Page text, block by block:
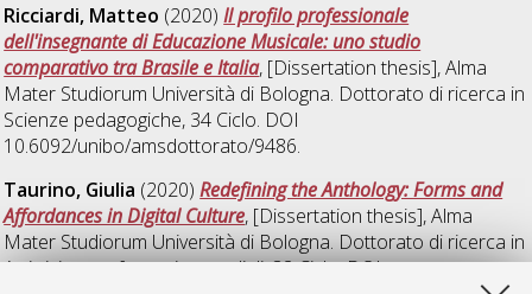
Ricciardi, Matteo (2020)Il profilo professionale
dell'insegnante di Educazione Musicale: uno studio
comparativo tra Brasile e Italia, [Dissertation thesis], Alma
Mater Studiorum Università di Bologna. Dottorato di ricerca in
Scienze pedagogiche, 34 Ciclo. DOI
10.6092/unibo/amsdottorato/9486.
Taurino, Giulia (2020)Redefining the Anthology: Forms and
Affordances in Digital Culture, [Dissertation thesis], Alma
Mater Studiorum Università di Bologna. Dottorato di ricerca in
Arti visive, performative, mediali, 32 Ciclo. DOI